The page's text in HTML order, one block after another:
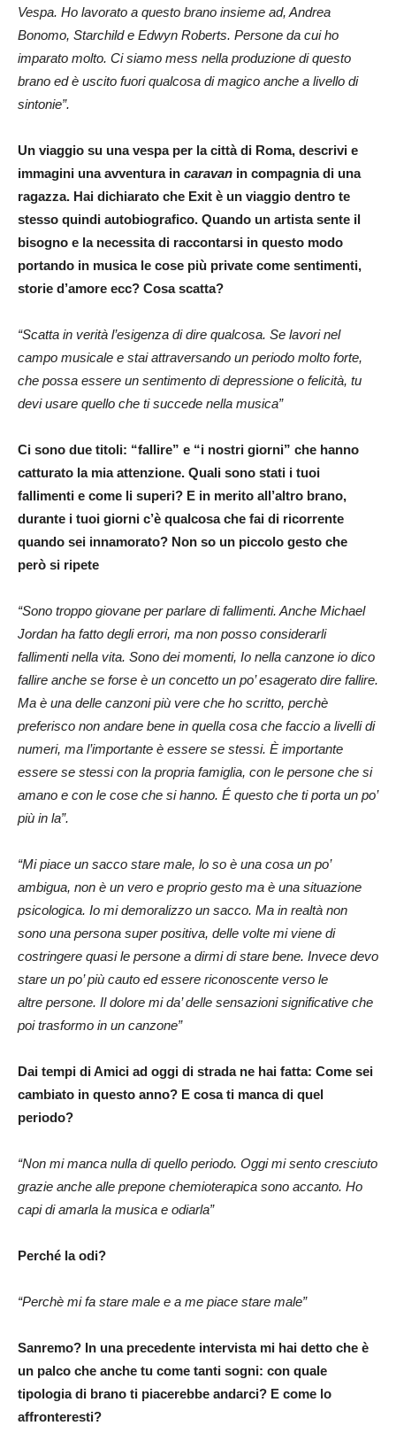
Vespa. Ho lavorato a questo brano insieme ad, Andrea
Bonomo, Starchild e Edwyn Roberts. Persone da cui ho
imparato molto. Ci siamo mess nella produzione di questo
brano ed è uscito fuori qualcosa di magico anche a livello di
sintonie”.
Un viaggio su una vespa per la città di Roma, descrivi e
immagini una avventura in caravan in compagnia di una
ragazza. Hai dichiarato che Exit è un viaggio dentro te
stesso quindi autobiografico. Quando un artista sente il
bisogno e la necessita di raccontarsi in questo modo
portando in musica le cose più private come sentimenti,
storie d’amore ecc? Cosa scatta?
“Scatta in verità l’esigenza di dire qualcosa. Se lavori nel
campo musicale e stai attraversando un periodo molto forte,
che possa essere un sentimento di depressione o felicità, tu
devi usare quello che ti succede nella musica”
Ci sono due titoli: “fallire” e “i nostri giorni” che hanno
catturato la mia attenzione. Quali sono stati i tuoi
fallimenti e come li superi? E in merito all’altro brano,
durante i tuoi giorni c’è qualcosa che fai di ricorrente
quando sei innamorato? Non so un piccolo gesto che
però si ripete
“Sono troppo giovane per parlare di fallimenti. Anche Michael
Jordan ha fatto degli errori, ma non posso considerarli
fallimenti nella vita. Sono dei momenti, Io nella canzone io dico
fallire anche se forse è un concetto un po’ esagerato dire fallire.
Ma è una delle canzoni più vere che ho scritto, perchè
preferisco non andare bene in quella cosa che faccio a livelli di
numeri, ma l’importante è essere se stessi. È importante
essere se stessi con la propria famiglia, con le persone che si
amano e con le cose che si hanno. É questo che ti porta un po’
più in la”.
“Mi piace un sacco stare male, lo so è una cosa un po’
ambigua, non è un vero e proprio gesto ma è una situazione
psicologica. Io mi demoralizzo un sacco. Ma in realtà non
sono una persona super positiva, delle volte mi viene di
costringere quasi le persone a dirmi di stare bene. Invece devo
stare un po’ più cauto ed essere riconoscente verso le
altre persone. Il dolore mi da’ delle sensazioni significative che
poi trasformo in un canzone”
Dai tempi di Amici ad oggi di strada ne hai fatta: Come sei
cambiato in questo anno? E cosa ti manca di quel
periodo?
“Non mi manca nulla di quello periodo. Oggi mi sento cresciuto
grazie anche alle prepone chemioterapica sono accanto. Ho
capi di amarla la musica e odiarla”
Perché la odi?
“Perchè mi fa stare male e a me piace stare male”
Sanremo? In una precedente intervista mi hai detto che è
un palco che anche tu come tanti sogni: con quale
tipologia di brano ti piacerebbe andarci? E come lo
affronteresti?